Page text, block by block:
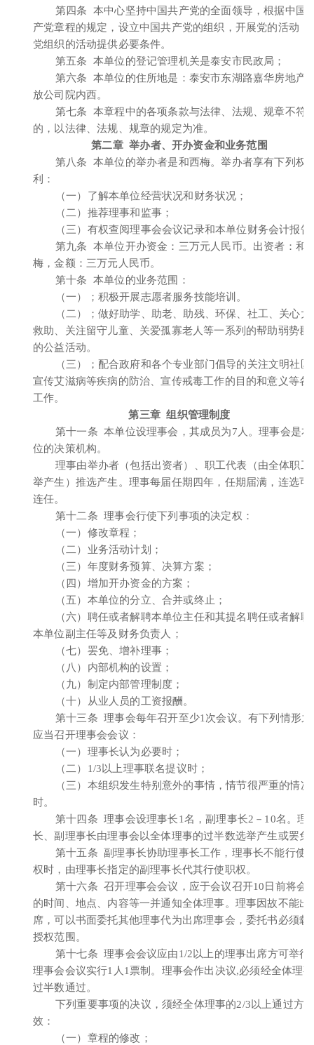
第四条 本中心坚持中国共产党的全面领导，根据中国
产党章程的规定，设立中国共产党的组织，开展党的活动，
党组织的活动提供必要条件。
第五条 本单位的登记管理机关是泰安市民政局；
第六条 本单位的住所地是：泰安市东湖路嘉华房地产
放公司院内西。
第七条 本章程中的各项条款与法律、法规、规章不符
的，以法律、法规、规章的规定为准。
第二章 举办者、开办资金和业务范围
第八条 本单位的举办者是和西梅。举办者享有下列权
利：
（一）了解本单位经营状况和财务状况；
（二）推荐理事和监事；
（三）有权查阅理事会会议记录和本单位财务会计报告
第九条 本单位开办资金：三万元人民币。出资者：和
梅，金额：三万元人民币。
第十条 本单位的业务范围：
（一）；积极开展志愿者服务技能培训。
（二）；做好助学、助老、助残、环保、社工、关心大
救助、关注留守儿童、关爱孤寡老人等一系列的帮助弱势群
的公益活动。
（三）；配合政府和各个专业部门倡导的关注文明社区
宣传艾滋病等疾病的防治、宣传戒毒工作的目的和意义等各
工作。
第三章 组织管理制度
第十一条 本单位设理事会，其成员为7人。理事会是本
位的决策机构。
理事由举办者（包括出资者）、职工代表（由全体职工
举产生）推选产生。理事每届任期四年，任期届满，连选可
连任。
第十二条 理事会行使下列事项的决定权：
（一）修改章程；
（二）业务活动计划；
（三）年度财务预算、决算方案；
（四）增加开办资金的方案；
（五）本单位的分立、合并或终止；
（六）聘任或者解聘本单位主任和其提名聘任或者解聘
本单位副主任等及财务负责人；
（七）罢免、增补理事；
（八）内部机构的设置；
（九）制定内部管理制度；
（十）从业人员的工资报酬。
第十三条 理事会每年召开至少1次会议。有下列情形之
应当召开理事会会议：
（一）理事长认为必要时；
（二）1/3以上理事联名提议时；
（三）本组织发生特别意外的事情，情节很严重的情况
时。
第十四条 理事会设理事长1名，副理事长2－10名。理
长、副理事长由理事会以全体理事的过半数选举产生或罢免
第十五条 副理事长协助理事长工作，理事长不能行使
权时，由理事长指定的副理事长代其行使职权。
第十六条 召开理事会会议，应于会议召开10日前将会
的时间、地点、内容等一并通知全体理事。理事因故不能出
席，可以书面委托其他理事代为出席理事会，委托书必须载
授权范围。
第十七条 理事会会议应由1/2以上的理事出席方可举行
理事会会议实行1人1票制。理事会作出决议,必须经全体理
过半数通过。
下列重要事项的决议，须经全体理事的2/3以上通过方
效：
（一）章程的修改；